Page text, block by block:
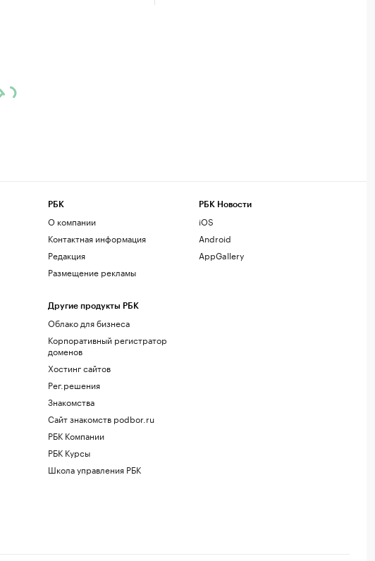
РБК
О компании
Контактная информация
Редакция
Размещение рекламы
Другие продукты РБК
Облако для бизнеса
Корпоративный регистратор
доменов
Хостинг сайтов
Рег.решения
Знакомства
Сайт знакомств podbor.ru
РБК Компании
РБК Курсы
Школа управления РБК
РБК Новости
iOS
Android
AppGallery